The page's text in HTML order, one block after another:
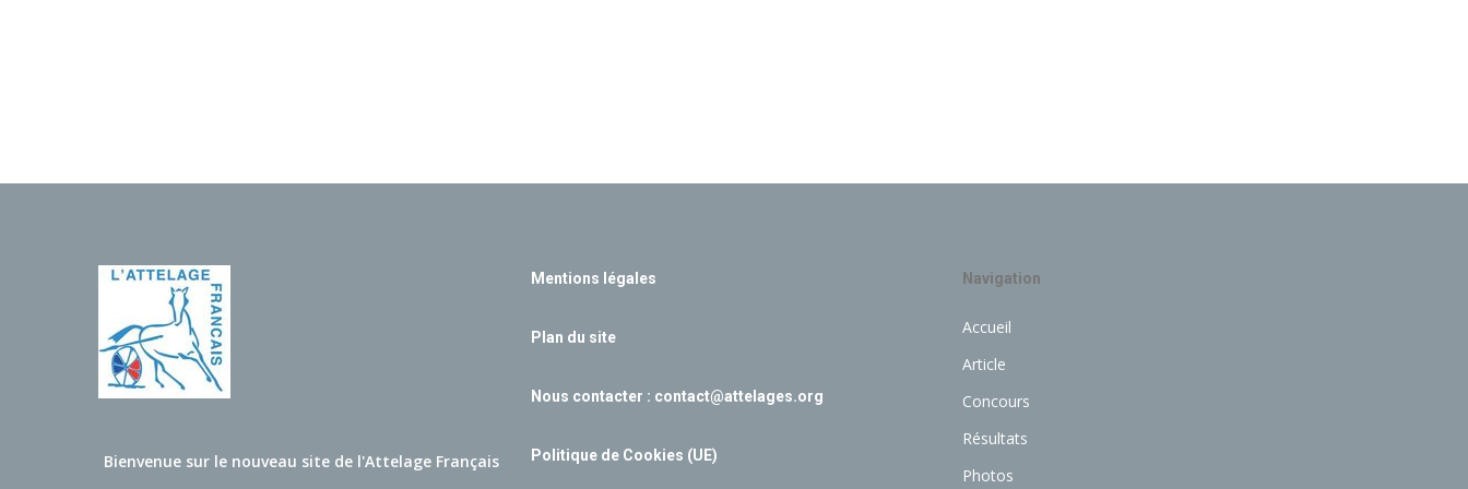
Bienvenue sur le nouveau site de l'Attelage Français
Mentions légales
Plan du site
Nous contacter : contact@attelages.org
Politique de Cookies (UE)
Navigation
Accueil
Article
Concours
Résultats
Photos